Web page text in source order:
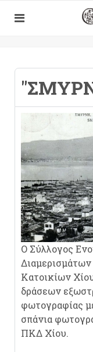
Ο Σύλλογος
Κατοικίων
δράσεων
φωτογραφίας
σπάνια
ΠΚΔ Χίου.